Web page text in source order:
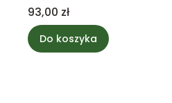
Cena
93,00 zł
Do koszyka